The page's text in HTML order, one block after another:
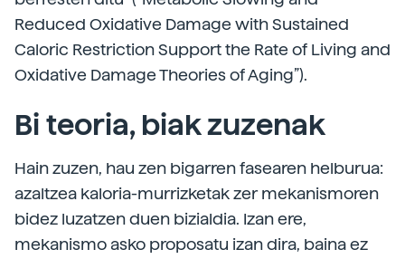
Reduced Oxidative Damage with Sustained
Caloric Restriction Support the Rate of Living and
Oxidative Damage Theories of Aging”).
Bi teoria, biak zuzenak
Hain zuzen, hau zen bigarren fasearen helburua:
azaltzea kaloria-murrizketak zer mekanismoren
bidez luzatzen duen bizialdia. Izan ere,
mekanismo asko proposatu izan dira, baina ez